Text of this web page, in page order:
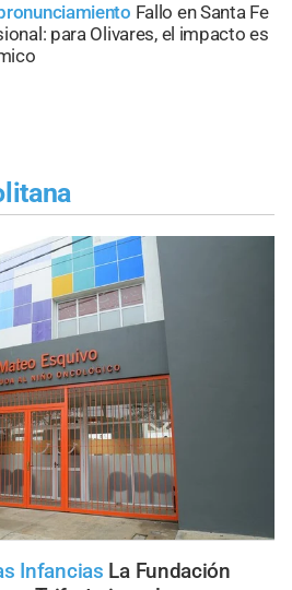
Fallo en Santa Fe
para Olivares, el impacto es
Infancias La Fundación